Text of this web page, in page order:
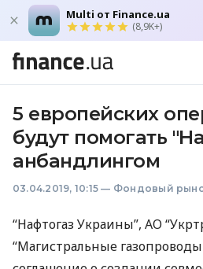
Multi от Finance.ua
(8,9K+)
5 европейских
будут помогать
анбандлингом
03.04.2019, 10:15 — Фондовый
“Нафтогаз Украины”, АО
“Магистральные